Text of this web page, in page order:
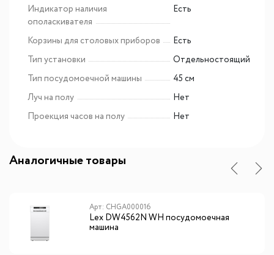
Индикатор наличия
ополаскивателя
Есть
Корзины для столовых приборов
Есть
Тип установки
Отдельностоящий
Тип посудомоечной машины
45 см
Луч на полу
Нет
Проекция часов на полу
Нет
Аналогичные товары
Арт: CHGA000016
Lex DW4562N WH посудомоечная
машина